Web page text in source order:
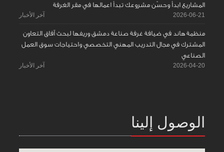
المشاريع ابدأ وحسّن مشروعك تبدأ اعمالها في مقر الغرفة
2026-06-21 آخر الأخبار
منظمة هاند في ضيافة غرفة صناعة دمشق وريفها لبحث آفاق التعاون
المشترك في مجال التدريب المهني التخصصي واحتياجات سوق العمل
الصناعي
2026-04-20 آخر الأخبار
الوصول إلينا